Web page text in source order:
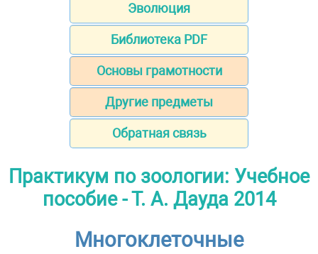
Эволюция
Библиотека PDF
Основы грамотности
Другие предметы
Обратная связь
Практикум по зоологии: Учебное
пособие - Т. А. Дауда 2014
Многоклеточные